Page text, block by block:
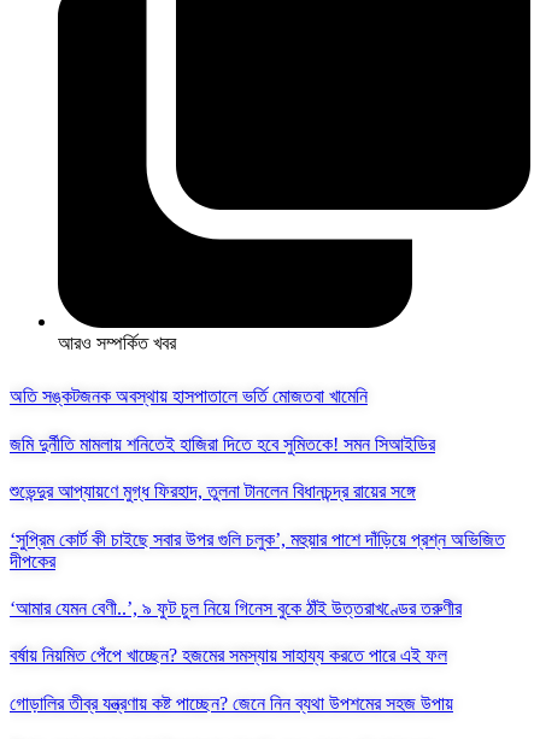
আরও সম্পর্কিত খবর
অতি সঙ্কটজনক অবস্থায় হাসপাতালে ভর্তি মোজতবা খামেনি
জমি দুর্নীতি মামলায় শনিতেই হাজিরা দিতে হবে সুমিতকে! সমন সিআইডির
শুভেন্দুর আপ্যায়ণে মুগ্ধ ফিরহাদ, তুলনা টানলেন বিধানচন্দ্র রায়ের সঙ্গে
‘সুপ্রিম কোর্ট কী চাইছে সবার উপর গুলি চলুক’, মহুয়ার পাশে দাঁড়িয়ে প্রশ্ন অভিজিত
দীপকের
‘আমার যেমন বেণী..’, ৯ ফুট চুল নিয়ে গিনেস বুকে ঠাঁই উত্তরাখণ্ডের তরুণীর
বর্ষায় নিয়মিত পেঁপে খাচ্ছেন? হজমের সমস্যায় সাহায্য করতে পারে এই ফল
গোড়ালির তীব্র যন্ত্রণায় কষ্ট পাচ্ছেন? জেনে নিন ব্যথা উপশমের সহজ উপায়